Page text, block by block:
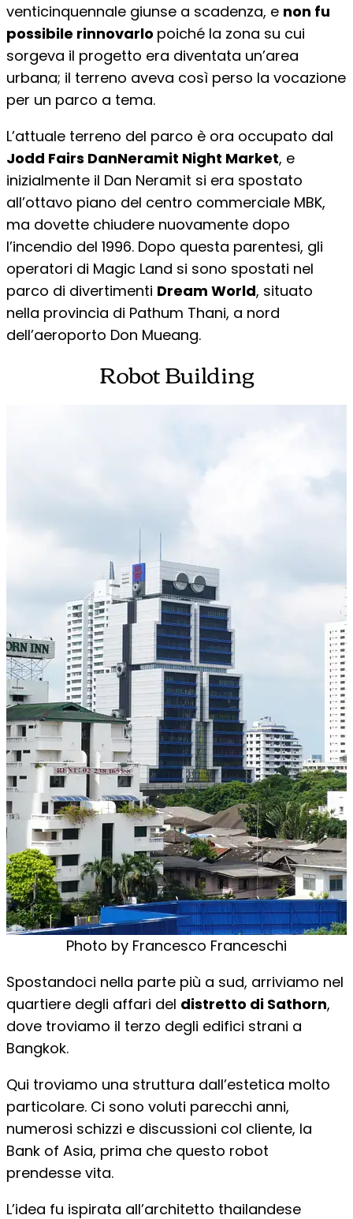
venticinquennale giunse a scadenza, e non fu
possibile rinnovarlo poiché la zona su cui
sorgeva il progetto era diventata un’area
urbana; il terreno aveva così perso la vocazione
per un parco a tema.
L’attuale terreno del parco è ora occupato dal
Jodd Fairs DanNeramit Night Market, e
inizialmente il Dan Neramit si era spostato
all’ottavo piano del centro commerciale MBK,
ma dovette chiudere nuovamente dopo
l’incendio del 1996. Dopo questa parentesi, gli
operatori di Magic Land si sono spostati nel
parco di divertimenti Dream World, situato
nella provincia di Pathum Thani, a nord
dell’aeroporto Don Mueang.
Robot Building
Photo by Francesco Franceschi
Spostandoci nella parte più a sud, arriviamo nel
quartiere degli affari del distretto di Sathorn,
dove troviamo il terzo degli edifici strani a
Bangkok.
Qui troviamo una struttura dall’estetica molto
particolare. Ci sono voluti parecchi anni,
numerosi schizzi e discussioni col cliente, la
Bank of Asia, prima che questo robot
prendesse vita.
L’idea fu ispirata all’architetto thailandese